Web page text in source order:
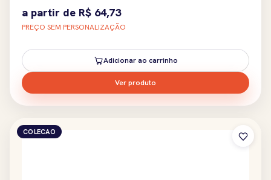
a partir de R$ 64,73
PREÇO SEM PERSONALIZAÇÃO
Adicionar ao carrinho
Ver produto
COLECAO